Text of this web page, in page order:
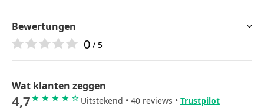
Bewertungen
0 / 5
Wat klanten zeggen
4,7★★★★☆ Uitstekend • 40 reviews • Trustpilot